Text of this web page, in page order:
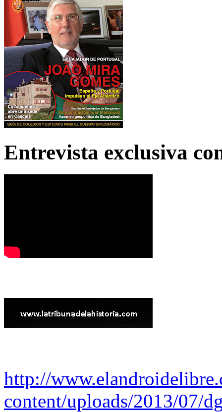
Entrevista exclusiva
http://
content/uploads/2013/07/